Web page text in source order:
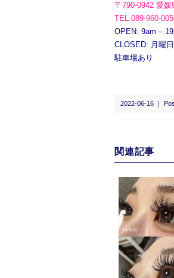
〒790-0942 愛
TEL.089-960-
OPEN: 9am –
CLOSED: 月曜
駐車場あり
2022-06-16 ｜
関連記事